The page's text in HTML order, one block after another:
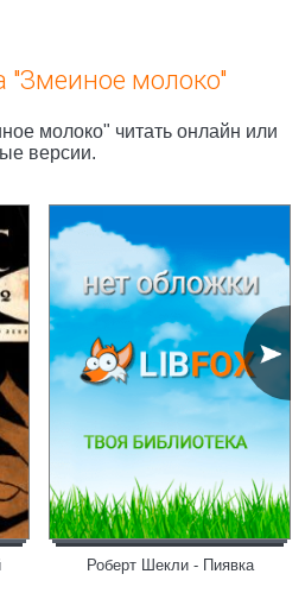
"Змеиное молоко"
молоко" читать онлайн или
версии.
Роберт Шекли - Пиявка